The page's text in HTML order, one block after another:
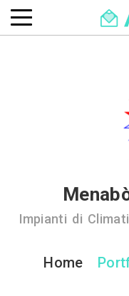
Impianti di
Home